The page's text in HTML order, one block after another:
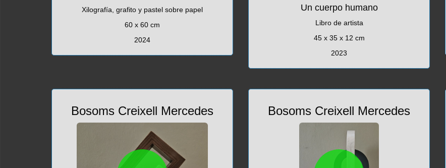
Xilografía, grafito y pastel sobre papel
60 x 60 cm
2024
Un cuerpo humano
Libro de artista
45 x 35 x 12 cm
2023
Bosoms Creixell Mercedes Bosoms Creixell Mercedes